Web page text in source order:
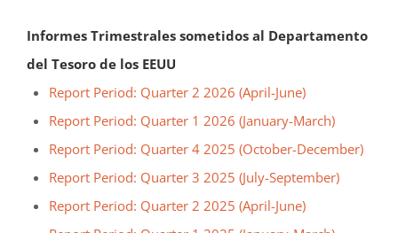
Informes Trimestrales sometidos al Departamento
del Tesoro de los EEUU
Report Period: Quarter 2 2026 (April-June)
Report Period: Quarter 1 2026 (January-March)
Report Period: Quarter 4 2025 (October-December)
Report Period: Quarter 3 2025 (July-September)
Report Period: Quarter 2 2025 (April-June)